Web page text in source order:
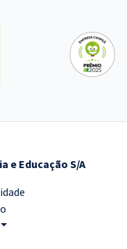
e Educação S/A